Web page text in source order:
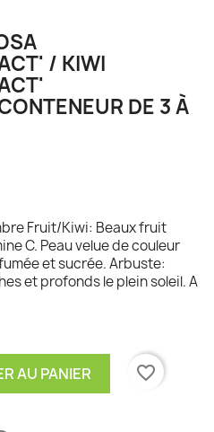
/ KIWI
DE 3 À
Fruit/Kiwi: Beaux fruit
C. Peau velue de couleur
et sucrée. Arbuste:
et profonds le plein soleil. A
AU PANIER favorite_border